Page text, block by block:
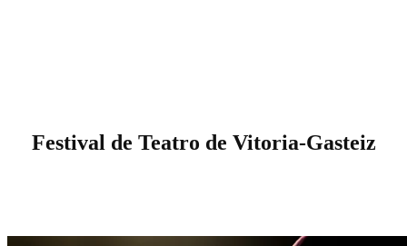
Festival de Teatro de Vitoria-Gasteiz